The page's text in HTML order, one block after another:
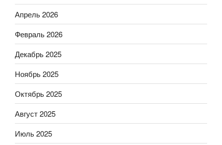
Апрель 2026
Февраль 2026
Декабрь 2025
Ноябрь 2025
Октябрь 2025
Август 2025
Июль 2025